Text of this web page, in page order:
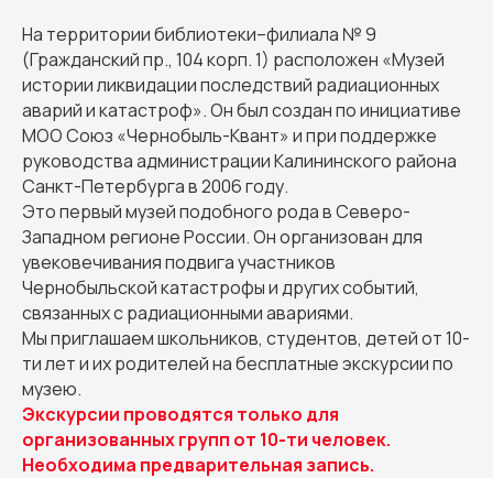
На территории библиотеки–филиала № 9
(Гражданский пр., 104 корп. 1) расположен «Музей
истории ликвидации последствий радиационных
аварий и катастроф». Он был создан по инициативе
МОО Союз «Чернобыль-Квант» и при поддержке
руководства администрации Калининского района
Санкт-Петербурга в 2006 году.
Это первый музей подобного рода в Северо-
Западном регионе России. Он организован для
увековечивания подвига участников
Чернобыльской катастрофы и других событий,
связанных с радиационными авариями.
Мы приглашаем школьников, студентов, детей от 10-
ти лет и их родителей на бесплатные экскурсии по
музею.
Экскурсии проводятся только для
организованных групп от 10-ти человек.
Необходима предварительная запись.